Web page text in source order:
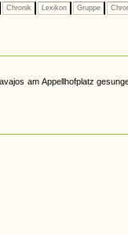
Chronik Lexikon Gruppe
am Appellhofplatz